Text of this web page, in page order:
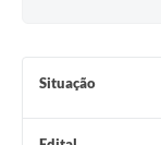
Situação